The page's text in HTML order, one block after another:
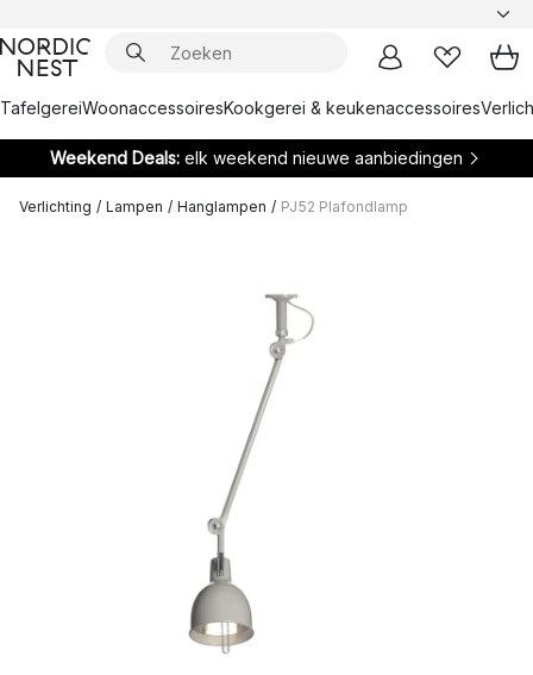
TafelgereiWoonaccessoiresKookgerei & keukenaccessoires
Weekend Deals: elk weekend nieuwe aanbiedingen
Verlichting / Lampen / Hanglampen / PJ52 Plafondlamp